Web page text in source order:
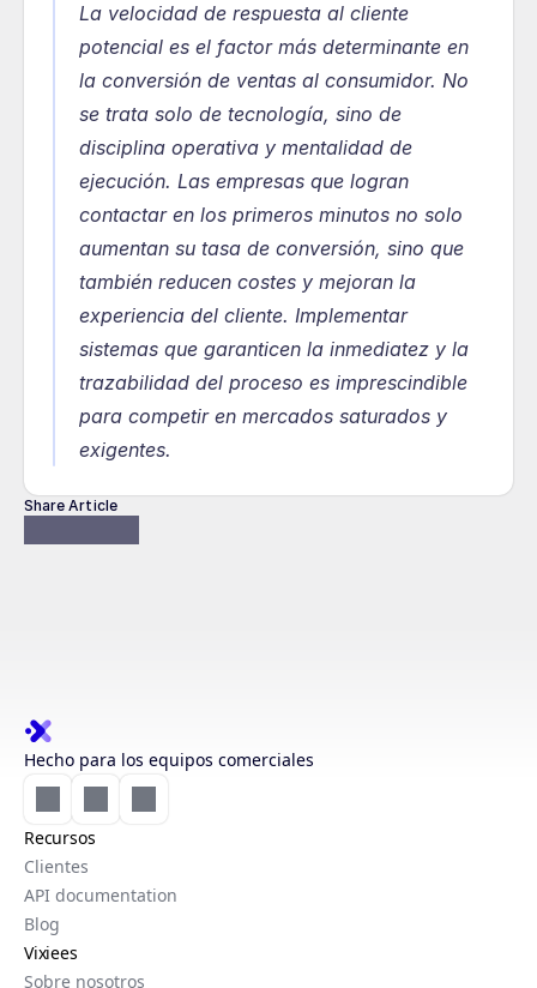
La velocidad de respuesta al cliente
potencial es el factor más determinante en
la conversión de ventas al consumidor. No
se trata solo de tecnología, sino de
disciplina operativa y mentalidad de
ejecución. Las empresas que logran
contactar en los primeros minutos no solo
aumentan su tasa de conversión, sino que
también reducen costes y mejoran la
experiencia del cliente. Implementar
sistemas que garanticen la inmediatez y la
trazabilidad del proceso es imprescindible
para competir en mercados saturados y
exigentes.
Share Article
Hecho para los equipos comerciales
Recursos
Clientes
API documentation
Blog
Vixiees
Sobre nosotros